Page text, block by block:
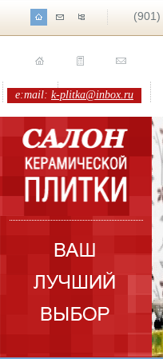
(901)
e:mail: k-plitka@inbox.ru
Бренд: Basic